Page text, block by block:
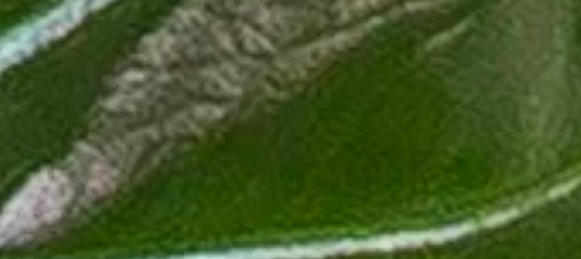
Blättern jedes Wohnzimmer aufwertet. Ursprünglich in den tropischen
ihren großen, herzförmigen Blättern, die oft von auffälligen Adern durchzogen
Zimmerpflanze, die jedem Wohnraum eine exotische Note verleiht.
eine ideale Wahl. Geben Sie ihr genügend Aufmerksamkeit und